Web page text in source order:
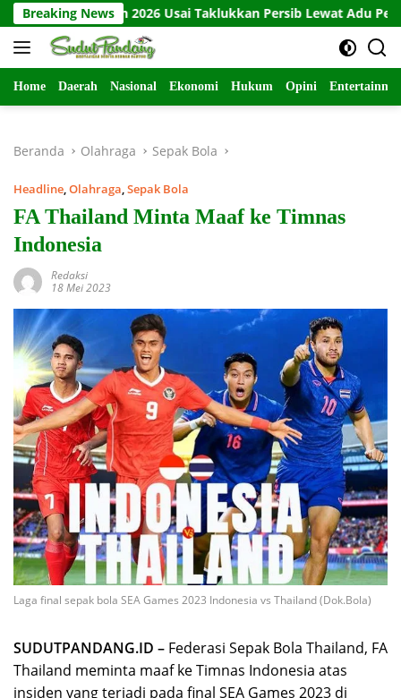
Langsung
ke
konten
Breaking News
2026 Usai Taklukkan Persib Lewat Adu Penalti
Home Daerah Nasional Ekonomi Hukum Opini
Beranda Olahraga Sepak Bola
Headline,Olahraga,Sepak Bola
FA Thailand Minta Maaf ke Timnas
Indonesia
Redaksi
18 Mei 2023
Laga final sepak bola SEA Games 2023 Indonesia vs Thailand (Dok.Bola)
SUDUTPANDANG.ID – Federasi Sepak Bola Thailand, FA
Thailand meminta maaf ke Timnas Indonesia atas
insiden yang terjadi pada final SEA Games 2023 di